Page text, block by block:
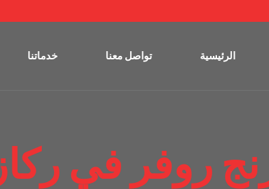
الرئيسية تواصل معنا خدماتنا
روفر في ركاز